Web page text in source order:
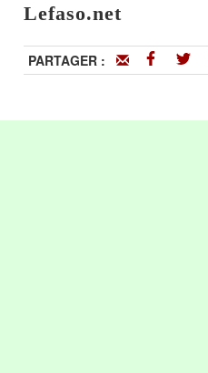
Lefaso.net
PARTAGER :